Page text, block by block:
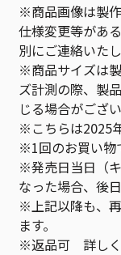
※商品画像は製
仕様変更等があ
別にご連絡いたし
※商品サイズは
ズ計測の際、製
じる場合がござい
※こちらは2025
※1回のお買い物
※発売日当日（
なった場合、後
※上記以降も、
ます。
※返品可 詳し